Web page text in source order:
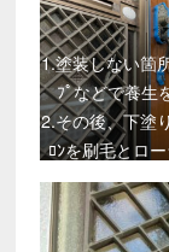
1.塗装しない箇
ﾌﾟなどで養生
2.その後、下塗
ﾛﾝを刷毛とロ
塗装し